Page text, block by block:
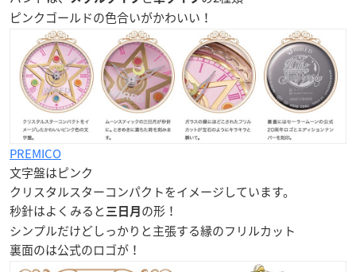
ピンクゴールドの色合いがかわいい！
PREMICO
文字盤はピンク
クリスタルスターコンパクトをイメージしています。
秒針はよくみると 三日月 の形！
シンプルだけどしっかりと主張する縁のフリルカット
裏面のは公式のロゴが！